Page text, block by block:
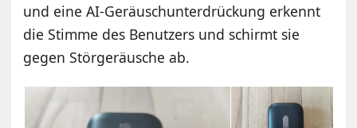
und eine AI-Geräuschunterdrückung erkennt
die Stimme des Benutzers und schirmt sie
gegen Störgeräusche ab.